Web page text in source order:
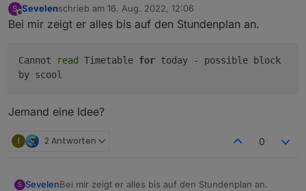
S
Offline
Sevelenschrieb am 16. Aug. 2022, 12:06
zuletzt editiert von
Bei mir zeigt er alles bis auf den Stundenplan an.
Cannot read Timetable for today - possible block
by scool
Jemand eine Idee?
I 2 Antworten 0
S SevelenBei mir zeigt er alles bis auf den Stundenplan an.